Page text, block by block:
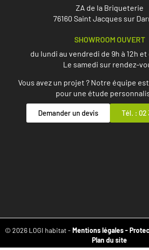
ZA de la Briqueterie
76160 Saint Jacques sur
SHOWROOM OUVERT
du lundi au vendredi de 9h à 12h et
Le samedi sur rendez-
Vous avez un projet ? Notre équipe
pour une étude
Demander un devis Tél. : 02
© 2026 LOGI habitat - Mentions légales -
Plan du site